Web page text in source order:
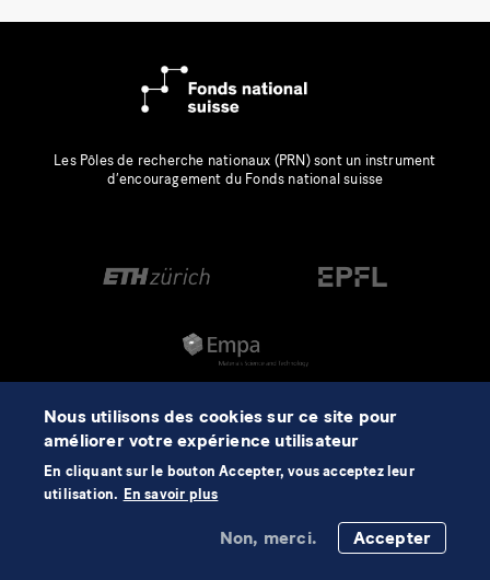
Les Pôles de recherche nationaux (PRN) sont un instrument
d’encouragement du Fonds national suisse
©2026 NCCR Automation
Nous utilisons des cookies sur ce site pour
améliorer votre expérience utilisateur
En cliquant sur le bouton Accepter, vous acceptez leur
utilisation. En savoir plus
Accepter
Non, merci.